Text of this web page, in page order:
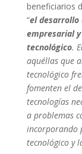
beneficiarios
“el desarrollo
empresarial
tecnológico.
aquéllas que
tecnológico
fomenten el
tecnologías
a problemas
incorporando
tecnológico y